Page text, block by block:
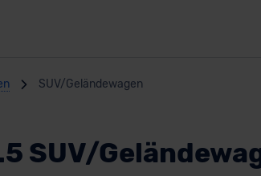
SUV/Geländewagen
SUV/